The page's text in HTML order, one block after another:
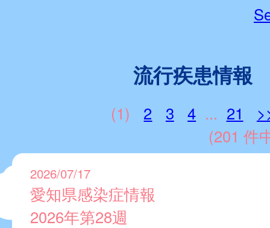
流行疾患情報
(1) 2 3 4 ... 21
(201 件
2026/07/17
愛知県感染症情報
2026年第28週